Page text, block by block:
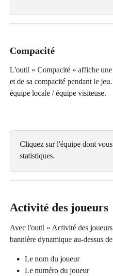
Compacité
L'outil « Compacité » affiche
et de sa compacité pendant le
équipe locale / équipe visiteuse.
Cliquez sur l'équipe dont
statistiques.
Activité des joueurs
Avec l'outil « Activité des
bannière dynamique au-dessus
Le nom du joueur
Le numéro du joueur